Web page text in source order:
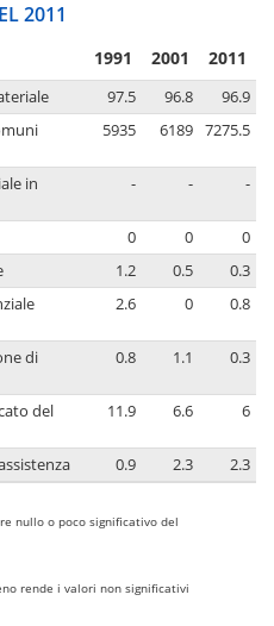
2011
1991 2001 2011
97.5 96.8
96.9
5935 6189 7275.5
in
- - -
0 0
0
1.2 0.5
0.3
2.6 0 0.8
di
0.8 1.1 0.3
del
11.9 6.6 6
0.9 2.3 2.3
nullo o poco significativo del
rende i valori non significativi